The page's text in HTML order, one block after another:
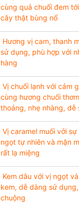
cùng quả chuối đem
cây thật bùng nổ
Hương vị cam, thanh
sử dụng, phù hợp với
hàng
Vị chuối lạnh với cảm
cùng hương chuối
thoảng, nhẹ nhàng, dễ
Vị caramel muối với
ngọt tự nhiên và mặn
rất lạ miệng
Kem dâu với vị ngọt
kem, dễ dàng sử
chuộng